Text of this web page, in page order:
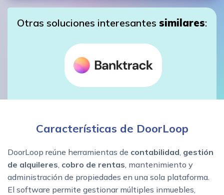
Otras soluciones interesantes similares:
Características de DoorLoop
DoorLoop reúne herramientas de contabilidad gestión
de alquileres cobro de rentas , mantenimiento y
administración de propiedades en una sola plataforma.
El software permite gestionar múltiples inmuebles,